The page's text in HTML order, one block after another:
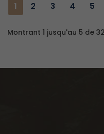
1 2 3 4 5
Montrant 1 jusqu'au 5 de